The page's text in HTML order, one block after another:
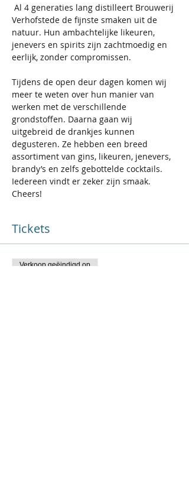
Al 4 generaties lang distilleert Brouwerij
Verhofstede de fijnste smaken uit de
natuur. Hun ambachtelijke likeuren,
jenevers en spirits zijn zachtmoedig en
Tijdens de open deur dagen komen wij
meer te weten over hun manier van
werken met de verschillende
grondstoffen. Daarna gaan wij
uitgebreid de drankjes kunnen
degusteren. Ze hebben een breed
assortiment van gins, likeuren, jenevers,
brandy’s en zelfs gebottelde cocktails.
Iedereen vindt er zeker zijn smaak.
Cheers!
Tickets
Verkoop geëindigd op